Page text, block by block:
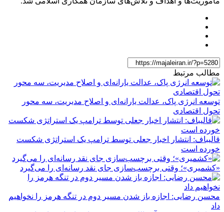
مطالب مرتبط
توسعه انرژی پاک، عدالت یارانه‌ای و اصلاح مدیریت، سه محور
تحول اقتصادی
قالیباف: انتشار اخبار جعلی توسط ترامپ یک استراتژی شکست
خورده است
«کشمیری»؛ وقتی برچسب‌سازی جای نقد رسانه‌ای را می‌گیرد
محسن رضایی: اجازه باز شدن مسیر دوم در تنگه هرمز را نخواهیم
داد